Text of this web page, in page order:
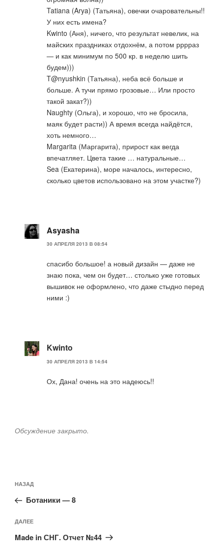
Tatiana (Arya) (Татьяна), овечки очаровательны!!
У них есть имена?
Kwinto (Аня), ничего, что результат невелик, на
майских праздниках отдохнём, а потом рррраз
— и как минимум по 500 кр. в неделю шить
будем)))
T@nyushkin (Татьяна), неба всё больше и
больше. А тучи прямо грозовые… Или просто
такой закат?))
Naughty (Ольга), и хорошо, что не бросила,
маяк будет расти)) А время всегда найдётся,
хоть немного…
Margarita (Маргарита), прирост как вегда
впечатляет. Цвета такие … натуральные…
Sea (Екатерина), море началось, интересно,
сколько цветов использовано на этом участке?)
Asyasha
30 АПРЕЛЯ 2013 В 08:54
спасибо большое! а новый дизайн — даже не
знаю пока, чем он будет… столько уже готовых
вышивок не оформлено, что даже стыдно перед
ними :)
Kwinto
30 АПРЕЛЯ 2013 В 14:54
Ох, Дана! очень на это надеюсь!!
Обсуждение закрыто.
по
записям
Предыдущая
запись:
НАЗАД
Ботаники — 8
Следующая
запись
ДАЛЕЕ
Made in СНГ. Отчет №44